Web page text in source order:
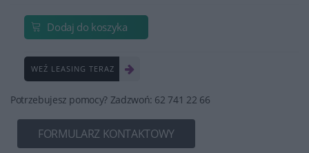
Dodaj do koszyka
WEŹ LEASING TERAZ
Potrzebujesz pomocy? Zadzwoń: 62 741 22 66
FORMULARZ KONTAKTOWY